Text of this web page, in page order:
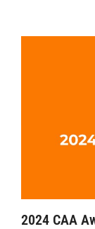
2024 CAA